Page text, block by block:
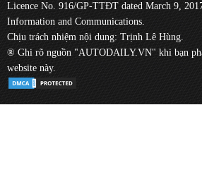
Licence No. 916/GP-TTĐT dated March 9,
Information and Communications.
Chịu trách nhiệm nội dung: Trịnh Lê Hùng.
® Ghi rõ nguồn "AUTODAILY.VN" khi bạn
website này.